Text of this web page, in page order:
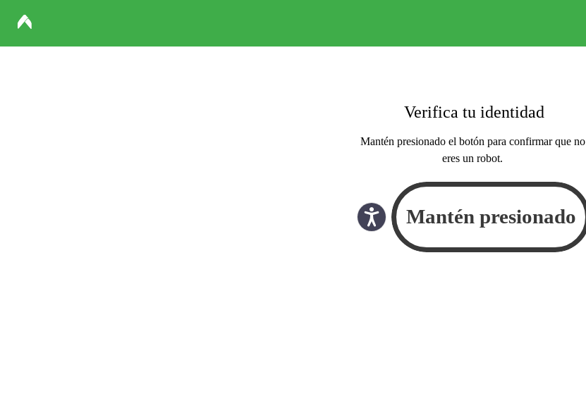
Verifica tu identidad
Mantén presionado el botón para confirmar que no
eres un robot.